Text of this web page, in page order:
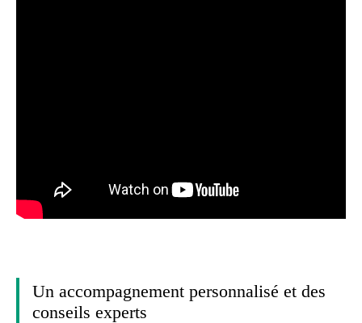
Un accompagnement personnalisé et des
conseils experts